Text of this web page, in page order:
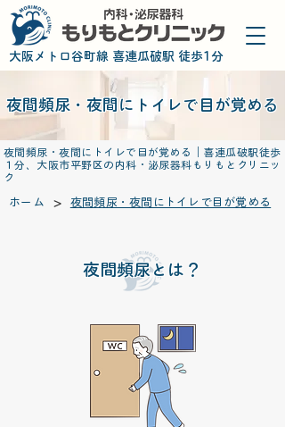
​大阪メトロ谷町線 喜連瓜破駅 徒歩1分
夜間頻尿・夜間にトイレで目が覚める
夜間頻尿・夜間にトイレで目が覚める｜喜連瓜破駅徒歩
１分、大阪市平野区の内科・泌尿器科もりもとクリニッ
ク
ホーム > 夜間頻尿・夜間にトイレで目が覚める
夜間頻尿とは？